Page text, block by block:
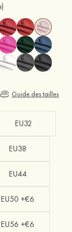
Guide des tailles
EU32
EU38
EU44
EU50 +€6
EU56 +€6